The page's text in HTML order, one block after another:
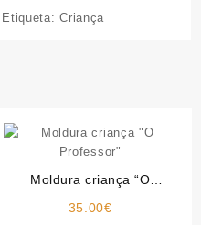
Etiqueta:Criança
Moldura criança “O
35.00€